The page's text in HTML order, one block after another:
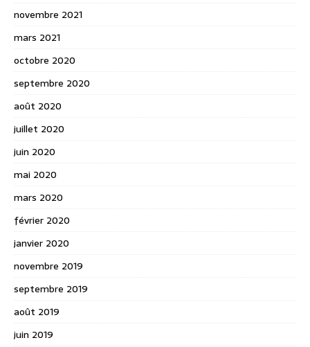
novembre 2021
mars 2021
octobre 2020
septembre 2020
août 2020
juillet 2020
juin 2020
mai 2020
mars 2020
février 2020
janvier 2020
novembre 2019
septembre 2019
août 2019
juin 2019